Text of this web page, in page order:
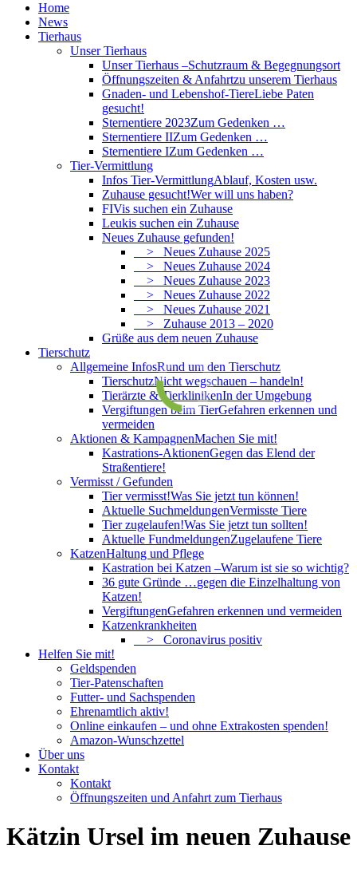
Home
News
Tierhaus
Unser Tierhaus
Unser Tierhaus –Schutzraum & Begegnungsort
Öffnungszeiten & Anfahrtzu unserem Tierhaus
Gnaden- und Lebenshof-TiereLiebe Paten
gesucht!
Sternentiere 2023Zum Gedenken …
Sternentiere IIZum Gedenken …
Sternentiere IZum Gedenken …
Tier-Vermittlung
Infos Tier-VermittlungAblauf, Kosten usw.
Zuhause gesucht!Wer will uns haben?
FIVis suchen ein Zuhause
Leukis suchen ein Zuhause
Neues Zuhause gefunden!
> Neues Zuhause 2025
> Neues Zuhause 2024
> Neues Zuhause 2023
> Neues Zuhause 2022
> Neues Zuhause 2021
> Zuhause 2013 – 2020
Grüße aus dem neuen Zuhause
Tierschutz
Allgemeine InfosRund um den Tierschutz
TierschutzNicht wegschauen – handeln!
Tierärzte & TierklinikenIn der Umgebung
Vergiftungen beim TierGefahren erkennen und
vermeiden
Aktionen & KampagnenMachen Sie mit!
Kastrations-AktionenGegen das Elend der
Straßentiere!
Vermisst / Gefunden
Tier vermisst!Was Sie jetzt tun können!
Aktuelle SuchmeldungenVermisste Tiere
Tier zugelaufen!Was Sie jetzt tun sollten!
Aktuelle FundmeldungenZugelaufene Tiere
KatzenHaltung und Pflege
Kastration bei Katzen –Warum ist sie so wichtig?
36 gute Gründe …gegen die Einzelhaltung von
Katzen!
VergiftungenGefahren erkennen und vermeiden
Katzenkrankheiten
> Coronavirus positiv
Helfen Sie mit!
Geldspenden
Tier-Patenschaften
Futter- und Sachspenden
Ehrenamtlich aktiv!
Online einkaufen – und ohne Extrakosten spenden!
Amazon-Wunschzettel
Über uns
Kontakt
Kontakt
Öffnungszeiten und Anfahrt zum Tierhaus
Kätzin Ursel im neuen Zuhause